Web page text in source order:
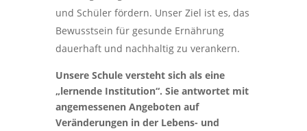
und Schüler fördern. Unser Ziel ist es, das
Bewusstsein für gesunde Ernährung
dauerhaft und nachhaltig zu verankern.
Unsere Schule versteht sich als eine
„lernende Institution“. Sie antwortet mit
angemessenen Angeboten auf
Veränderungen in der Lebens- und